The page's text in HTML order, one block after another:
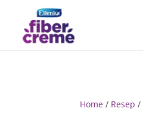
Home / Resep /